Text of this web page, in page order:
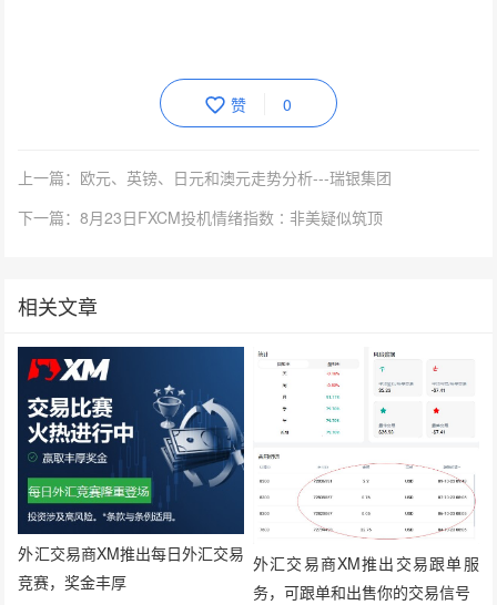
赞 0
上一篇：欧元、英镑、日元和澳元走势分析---瑞银集团
下一篇：8月23日FXCM投机情绪指数∶非美疑似筑顶
相关文章
外汇交易商XM推出每日外汇交易
竞赛，奖金丰厚
外汇交易商XM推出交易跟单服
务，可跟单和出售你的交易信号